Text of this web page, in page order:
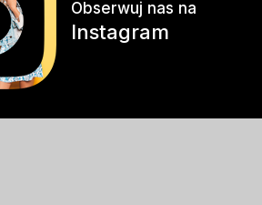
Obserwuj nas na
Instagram